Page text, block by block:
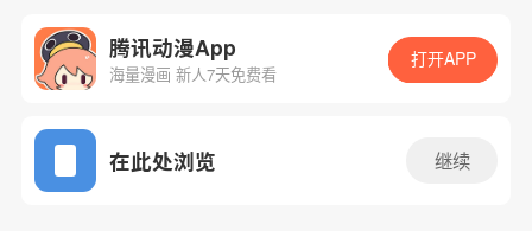
App免费看
腾讯动漫App
海量漫画 新人7天免费看
打开APP
在此处浏览 继续